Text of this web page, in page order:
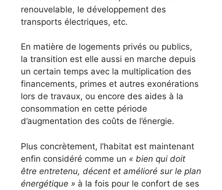
renouvelable, le développement des
transports électriques, etc.
En matière de logements privés ou publics,
la transition est elle aussi en marche depuis
un certain temps avec la multiplication des
financements, primes et autres exonérations
lors de travaux, ou encore des aides à la
consommation en cette période
d’augmentation des coûts de l’énergie.
Plus concrètement, l’habitat est maintenant
enfin considéré comme un « bien qui doit
être entretenu, décent et amélioré sur le plan
énergétique » à la fois pour le confort de ses